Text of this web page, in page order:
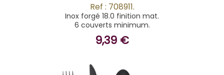
Ref : 708911.
Inox forgé 18.0 finition mat.
6 couverts minimum.
9,39 €